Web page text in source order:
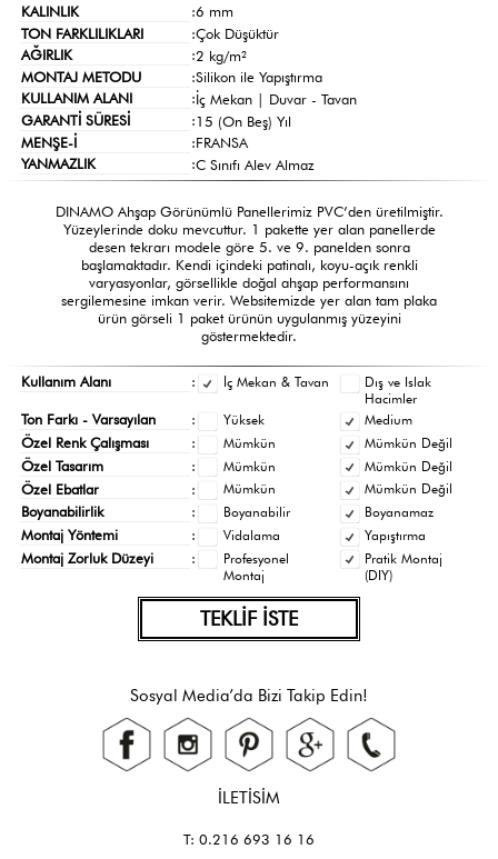
KALINLIK
:6 mm
TON FARKLILIKLARI
:Çok Düşüktür
AĞIRLIK
:2 kg/m²
MONTAJ METODU
:Silikon ile Yapıştırma
KULLANIM ALANI
:İç Mekan | Duvar - Tavan
GARANTİ SÜRESİ
:15 (On Beş) Yıl
MENŞE-İ
:FRANSA
YANMAZLIK
:C Sınıfı Alev Almaz
DINAMO Ahşap Görünümlü Panellerimiz PVC’den üretilmiştir.
Yüzeylerinde doku mevcuttur. 1 pakette yer alan panellerde
desen tekrarı modele göre 5. ve 9. panelden sonra
başlamaktadır. Kendi içindeki patinalı, koyu-açık renkli
varyasyonlar, görsellikle doğal ahşap performansını
sergilemesine imkan verir. Websitemizde yer alan tam plaka
ürün görseli 1 paket ürünün uygulanmış yüzeyini
göstermektedir.
Kullanım Alanı : İç Mekan & Tavan
Dış ve Islak
Hacimler
Ton Farkı - Varsayılan : Yüksek Medium
Özel Renk Çalışması : Mümkün Mümkün Değil
Özel Tasarım : Mümkün Mümkün Değil
Özel Ebatlar : Mümkün Mümkün Değil
Boyanabilirlik : Boyanabilir Boyanamaz
Montaj Yöntemi : Vidalama Yapıştırma
Montaj Zorluk Düzeyi :
Profesyonel
Montaj
Pratik Montaj
(DIY)
TEKLİF İSTE
Sosyal Media’da Bizi Takip Edin!
İLETİSİM
T: 0.216 693 16 16